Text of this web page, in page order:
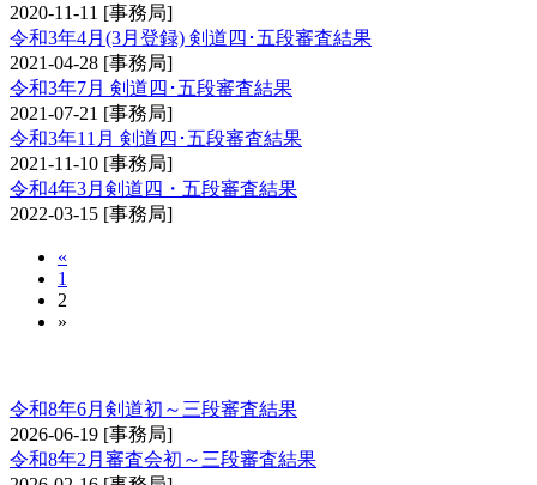
2020-11-11 [事務局]
令和3年4月(3月登録) 剣道四･五段審査結果
2021-04-28 [事務局]
令和3年7月 剣道四･五段審査結果
2021-07-21 [事務局]
令和3年11月 剣道四･五段審査結果
2021-11-10 [事務局]
令和4年3月剣道四・五段審査結果
2022-03-15 [事務局]
«
1
2
»
令和8年6月剣道初～三段審査結果
2026-06-19 [事務局]
令和8年2月審査会初～三段審査結果